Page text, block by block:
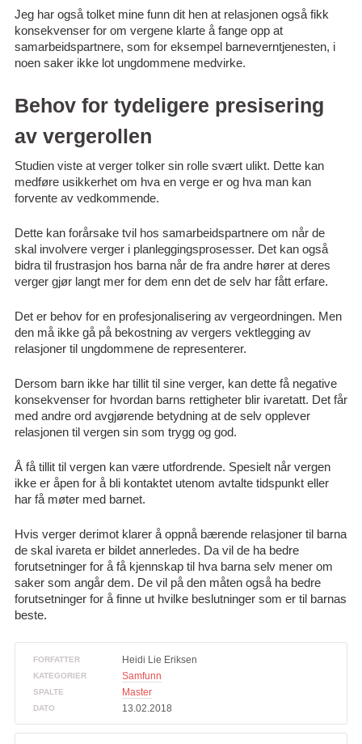
Jeg har også tolket mine funn dit hen at relasjonen også fikk
konsekvenser for om vergene klarte å fange opp at
samarbeidspartnere, som for eksempel barneverntjenesten, i
noen saker ikke lot ungdommene medvirke.
Behov for tydeligere presisering
av vergerollen
Studien viste at verger tolker sin rolle svært ulikt. Dette kan
medføre usikkerhet om hva en verge er og hva man kan
forvente av vedkommende.
Dette kan forårsake tvil hos samarbeidspartnere om når de
skal involvere verger i planleggingsprosesser. Det kan også
bidra til frustrasjon hos barna når de fra andre hører at deres
verger gjør langt mer for dem enn det de selv har fått erfare.
Det er behov for en profesjonalisering av vergeordningen. Men
den må ikke gå på bekostning av vergers vektlegging av
relasjoner til ungdommene de representerer.
Dersom barn ikke har tillit til sine verger, kan dette få negative
konsekvenser for hvordan barns rettigheter blir ivaretatt. Det får
med andre ord avgjørende betydning at de selv opplever
relasjonen til vergen sin som trygg og god.
Å få tillit til vergen kan være utfordrende. Spesielt når vergen
ikke er åpen for å bli kontaktet utenom avtalte tidspunkt eller
har få møter med barnet.
Hvis verger derimot klarer å oppnå bærende relasjoner til barna
de skal ivareta er bildet annerledes. Da vil de ha bedre
forutsetninger for å få kjennskap til hva barna selv mener om
saker som angår dem. De vil på den måten også ha bedre
forutsetninger for å finne ut hvilke beslutninger som er til barnas
beste.
FORFATTER Heidi Lie Eriksen
KATEGORIER Samfunn
SPALTE Master
DATO 13.02.2018